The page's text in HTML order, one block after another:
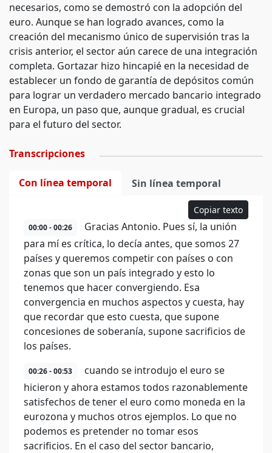
necesarios, como se demostró con la adopción del
euro. Aunque se han logrado avances, como la
creación del mecanismo único de supervisión tras la
crisis anterior, el sector aún carece de una integración
completa. Gortazar hizo hincapié en la necesidad de
establecer un fondo de garantía de depósitos común
para lograr un verdadero mercado bancario integrado
en Europa, un paso que, aunque gradual, es crucial
para el futuro del sector.
Transcripciones
Con línea temporal Sin línea temporal
Copiar texto
00:00 - 00:26
Gracias Antonio. Pues sí, la unión
para mí es crítica, lo decía antes, que somos 27
países y queremos competir con países o con
zonas que son un país integrado y esto lo
tenemos que hacer convergiendo. Esa
convergencia en muchos aspectos y cuesta, hay
que recordar que esto cuesta, que supone
concesiones de soberanía, supone sacrificios de
los países.
00:26 - 00:53
cuando se introdujo el euro se
hicieron y ahora estamos todos razonablemente
satisfechos de tener el euro como moneda en la
eurozona y muchos otros ejemplos. Lo que no
podemos es pretender no tomar esos
sacrificios. En el caso del sector bancario,